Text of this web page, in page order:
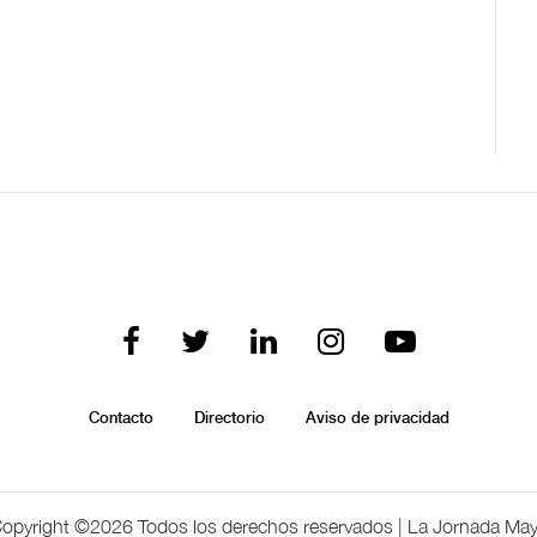
Contacto Directorio Aviso de privacidad
©2026 Todos los derechos reservados | La Jornada